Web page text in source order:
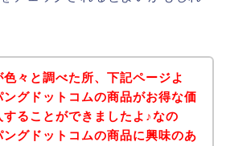
色々と調べた所、下記ページよ
ングドットコムの商品がお得な価
することができましたよ♪なの
ングドットコムの商品に興味のあ